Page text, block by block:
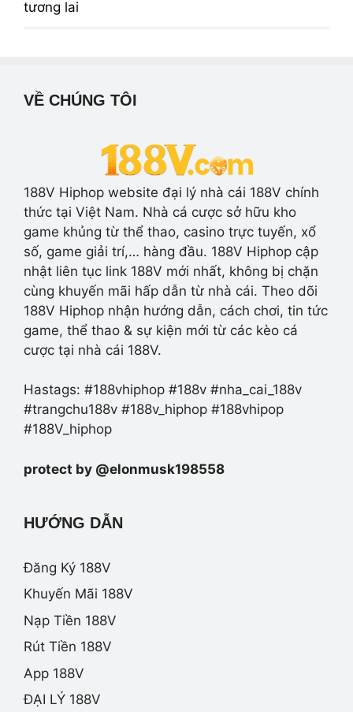
VỀ CHÚNG TÔI
188V Hiphop website đại lý nhà cái 188V chính
thức tại Việt Nam. Nhà cá cược sở hữu kho
game khủng từ thể thao, casino trực tuyến, xổ
số, game giải trí,… hàng đầu. 188V Hiphop cập
nhật liên tục link 188V mới nhất, không bị chặn
cùng khuyến mãi hấp dẫn từ nhà cái. Theo dõi
188V Hiphop nhận hướng dẫn, cách chơi, tin tức
game, thể thao & sự kiện mới từ các kèo cá
cược tại nhà cái 188V.
Hastags: #188vhiphop #188v #nha_cai_188v
#trangchu188v #188v_hiphop #188vhipop
#188V_hiphop
protect by @elonmusk198558
HƯỚNG DẪN
Đăng Ký 188V
Khuyến Mãi 188V
Nạp Tiền 188V
Rút Tiền 188V
App 188V
ĐẠI LÝ 188V